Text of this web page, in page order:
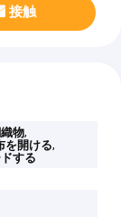
接触
物,
を開ける,
する